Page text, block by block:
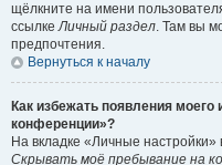
щёлкните на имени
ссылкеЛичный раздел. Там вы
предпочтения.
Вернуться к началу
Как избежать появления моего
конференции»?
На вкладке «Личные
Скрывать моё пребывание на